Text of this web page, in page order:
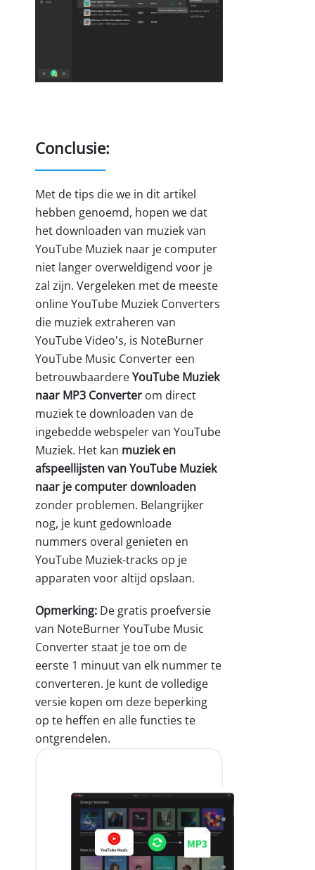
Conclusie:
Met de tips die we in dit artikel
hebben genoemd, hopen we dat
het downloaden van muziek van
YouTube Muziek naar je computer
niet langer overweldigend voor je
zal zijn. Vergeleken met de meeste
online YouTube Muziek Converters
die muziek extraheren van
YouTube Video's, is NoteBurner
YouTube Music Converter een
betrouwbaardereYouTube Muziek
naar MP3 Converter om direct
muziek te downloaden van de
ingebedde webspeler van YouTube
Muziek. Het kan muziek en
afspeellijsten van YouTube Muziek
naar je computer downloaden
zonder problemen. Belangrijker
nog, je kunt gedownloade
nummers overal genieten en
YouTube Muziek-tracks op je
apparaten voor altijd opslaan.
Opmerking: De gratis proefversie
van NoteBurner YouTube Music
Converter staat je toe om de
eerste 1 minuut van elk nummer te
converteren. Je kunt de volledige
versie kopen om deze beperking
op te heffen en alle functies te
ontgrendelen.